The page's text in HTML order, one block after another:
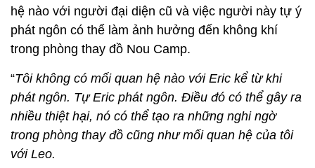
hệ nào với người đại diện cũ và việc người này tự ý
phát ngôn có thể làm ảnh hưởng đến không khí
trong phòng thay đồ Nou Camp.
“Tôi không có mối quan hệ nào với Eric kể từ khi
phát ngôn. Tự Eric phát ngôn. Điều đó có thể gây ra
nhiều thiệt hại, nó có thể tạo ra những nghi ngờ
trong phòng thay đồ cũng như mối quan hệ của tôi
với Leo.